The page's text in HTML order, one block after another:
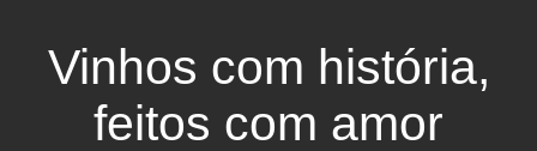
Vinhos com história,
feitos com amor